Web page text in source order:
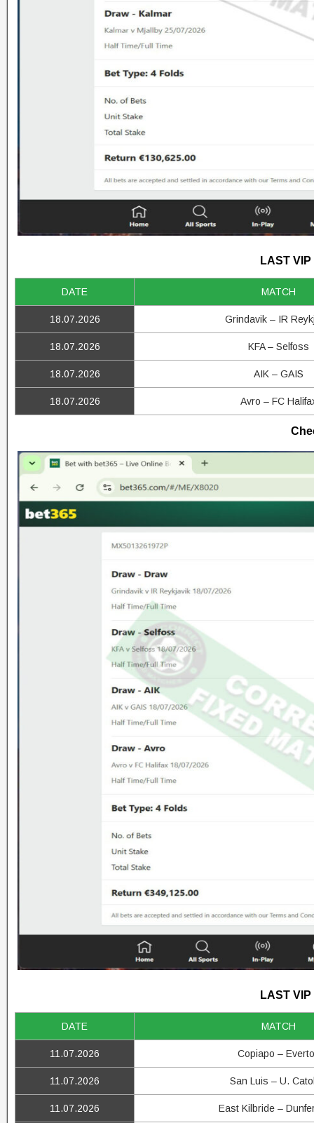
LAST
DATE MATCH
18.07.2026 Grindavik – IR
18.07.2026 KFA – Selfoss
18.07.2026 AIK – GAIS
18.07.2026 Avro – FC
LAST
DATE MATCH
11.07.2026 Copiapo –
11.07.2026 San Luis – U.
11.07.2026 East Kilbride –